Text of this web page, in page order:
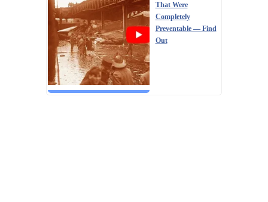
That Were
Completely
Preventable — Find
Out